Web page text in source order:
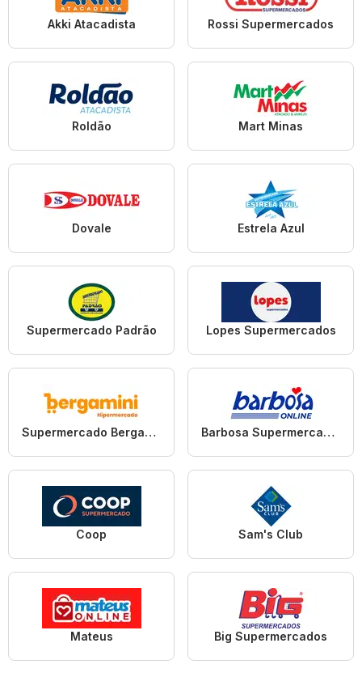
Akki Atacadista Rossi Supermercados
Roldão Mart Minas
Dovale Estrela Azul
Supermercado Padrão Lopes Supermercados
Supermercado Bergamini Barbosa Supermercados
Coop Sam's Club
Mateus Big Supermercados